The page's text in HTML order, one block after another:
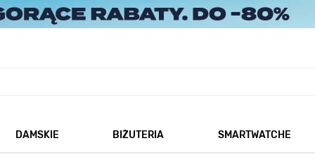
DAMSKIE
BIŻUTERIA
SMARTWATCHE